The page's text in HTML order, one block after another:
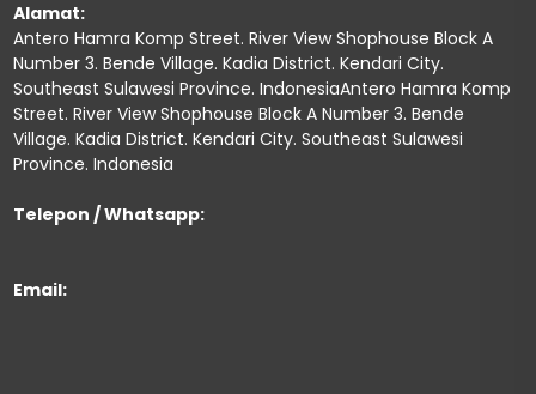
Alamat:
Antero Hamra Komp Street. River View Shophouse Block A
Number 3. Bende Village. Kadia District. Kendari City.
Southeast Sulawesi Province. IndonesiaAntero Hamra Komp
Street. River View Shophouse Block A Number 3. Bende
Village. Kadia District. Kendari City. Southeast Sulawesi
Province. Indonesia
Telepon / Whatsapp:
Email: